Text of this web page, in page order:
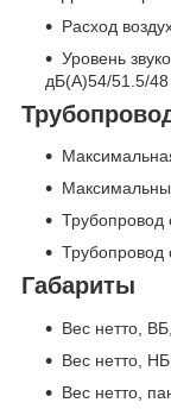
Расход
Уровень
дБ(А)54/51.5/48
Трубопровод
Габариты
Вес нетто,
Вес нетто,
Вес нетто,